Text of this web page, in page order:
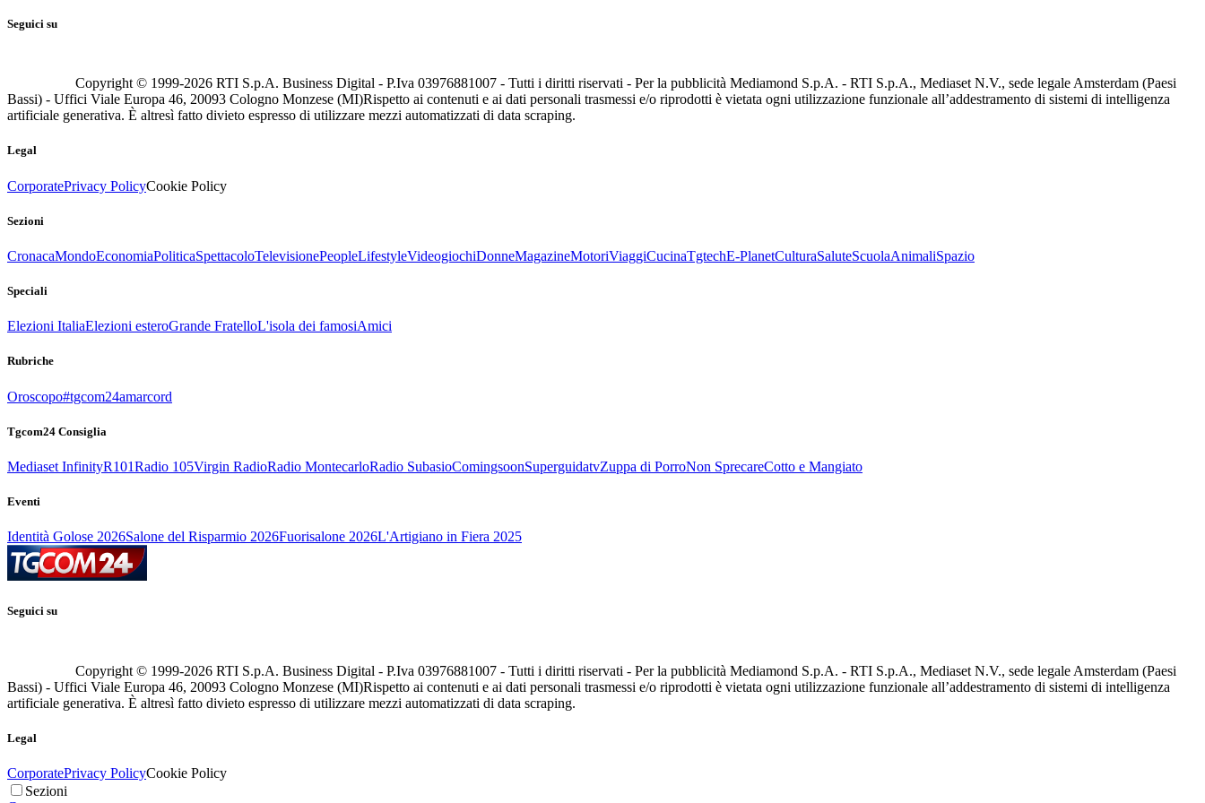
Seguici su
Copyright © 1999-2026 RTI S.p.A. Business Digital - P.Iva 03976881007 - Tutti i diritti riservati - Per la pubblicità Mediamond S.p.A. - RTI S.p.A., Mediaset N.V., sede legale Amsterdam (Paesi
Bassi) - Uffici Viale Europa 46, 20093 Cologno Monzese (MI)Rispetto ai contenuti e ai dati personali trasmessi e/o riprodotti è vietata ogni utilizzazione funzionale all’addestramento di sistemi di intelligenza
artificiale generativa. È altresì fatto divieto espresso di utilizzare mezzi automatizzati di data scraping.
Legal
CorporatePrivacy PolicyCookie Policy
Sezioni
CronacaMondoEconomiaPoliticaSpettacoloTelevisionePeopleLifestyleVideogiochiDonneMagazineMotoriViaggiCucinaTgtechE-PlanetCulturaSaluteScuolaAnimaliSpazio
Speciali
Elezioni ItaliaElezioni esteroGrande FratelloL'isola dei famosiAmici
Rubriche
Oroscopo#tgcom24amarcord
Tgcom24 Consiglia
Mediaset InfinityR101Radio 105Virgin RadioRadio MontecarloRadio SubasioComingsoonSuperguidatvZuppa di PorroNon SprecareCotto e Mangiato
Eventi
Identità Golose 2026Salone del Risparmio 2026Fuorisalone 2026L'Artigiano in Fiera 2025
Seguici su
Copyright © 1999-2026 RTI S.p.A. Business Digital - P.Iva 03976881007 - Tutti i diritti riservati - Per la pubblicità Mediamond S.p.A. - RTI S.p.A., Mediaset N.V., sede legale Amsterdam (Paesi
Bassi) - Uffici Viale Europa 46, 20093 Cologno Monzese (MI)Rispetto ai contenuti e ai dati personali trasmessi e/o riprodotti è vietata ogni utilizzazione funzionale all’addestramento di sistemi di intelligenza
artificiale generativa. È altresì fatto divieto espresso di utilizzare mezzi automatizzati di data scraping.
Legal
CorporatePrivacy PolicyCookie Policy
Sezioni